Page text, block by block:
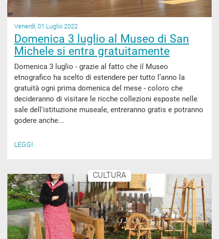
Venerdì, 01 Luglio 2022
Domenica 3 luglio al Museo di San
Michele si entra gratuitamente
Domenica 3 luglio - grazie al fatto che il Museo
etnografico ha scelto di estendere per tutto l’anno la
gratuità ogni prima domenica del mese - coloro che
decideranno di visitare le ricche collezioni esposte nelle
sale dell'istituzione museale, entreranno gratis e potranno
godere anche...
LEGGI
CULTURA